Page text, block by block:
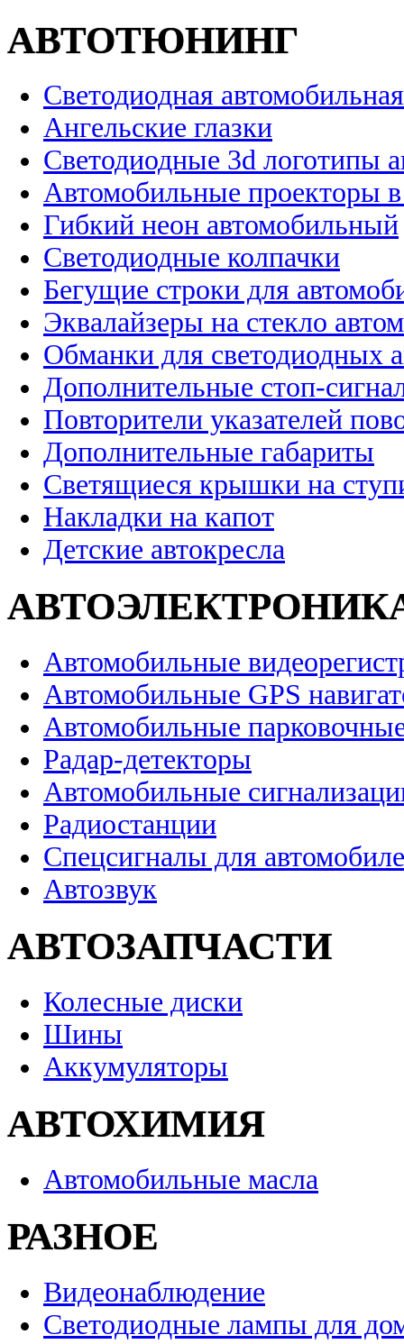
АВТОТЮНИНГ
Светодиодная
Ангельские глазки
Светодиодные 3d логотипы
Автомобильные проекторы
Гибкий неон автомобильный
Светодиодные колпачки
Бегущие строки для
Эквалайзеры на стекло
Обманки для светодиодных
Дополнительные стоп-
Повторители указателей
Дополнительные габариты
Светящиеся крышки на
Накладки на капот
Детские автокресла
Автомобильные
Автомобильные GPS
Автомобильные
Радар-детекторы
Автомобильные
Радиостанции
Спецсигналы для
Автозвук
АВТОЗАПЧАСТИ
Колесные диски
Шины
Аккумуляторы
АВТОХИМИЯ
Автомобильные масла
РАЗНОЕ
Видеонаблюдение
Светодиодные лампы для